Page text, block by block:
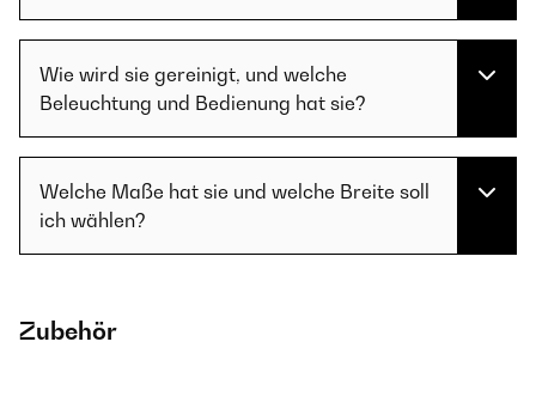
Wie wird sie gereinigt, und welche
Beleuchtung und Bedienung hat sie?
Welche Maße hat sie und welche Breite soll
ich wählen?
Zubehör